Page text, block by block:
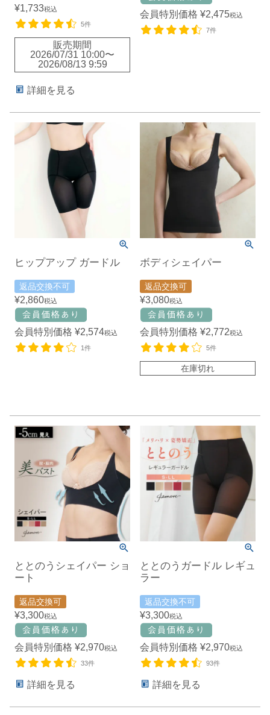
¥1,733税込
5件
販売期間
2026/07/31 10:00〜
2026/08/13 9:59
詳細を見る
会員特別価格 ¥2,475税込
7件
ヒップアップ ガードル
返品交換不可
¥2,860税込
会員特別価格 ¥2,574税込
1件
ボディシェイパー
返品交換可
¥3,080税込
会員特別価格 ¥2,772税込
5件
在庫切れ
ととのうシェイパー ショ
ート
返品交換可
¥3,300税込
会員特別価格 ¥2,970税込
33件
詳細を見る
ととのうガードル レギュ
ラー
返品交換不可
¥3,300税込
会員特別価格 ¥2,970税込
93件
詳細を見る